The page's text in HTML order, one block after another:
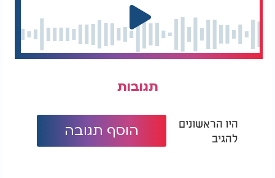
תגובות
היו הראשונים
להגיב
הוסף תגובה